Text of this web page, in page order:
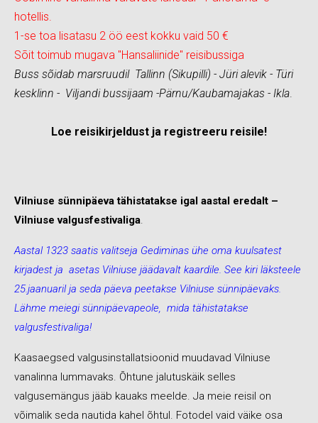
hotellis.
1-se toa lisatasu 2 öö eest kokku vaid 50 €
Sõit toimub mugava "Hansaliinide" reisibussiga
Buss sõidab marsruudil Tallinn (Sikupilli) - Jüri alevik - Türi
kesklinn - Viljandi bussijaam -Pärnu/Kaubamajakas - Ikla.
Loe reisikirjeldust ja registreeru reisile!
Vilniuse sünnipäeva tähistatakse igal aastal eredalt –
Vilniuse valgusfestivaliga.
Aastal 1323 saatis valitseja Gediminas ühe oma kuulsatest
kirjadest ja asetas Vilniuse jäädavalt kaardile. See kiri läksteele
25.jaanuaril ja seda päeva peetakse Vilniuse sünnipäevaks.
Lähme meiegi sünnipäevapeole, mida tähistatakse
valgusfestivaliga!
Kaasaegsed valgusinstallatsioonid muudavad Vilniuse
vanalinna lummavaks. Õhtune jalutuskäik selles
valgusemängus jääb kauaks meelde. Ja meie reisil on
võimalik seda nautida kahel õhtul. Fotodel vaid väike osa